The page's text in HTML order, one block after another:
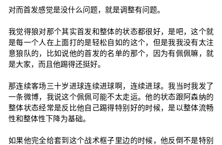
对而首发感觉是没什么问题，就是调整有问题。
我觉得狼对那个其实首发和整体的状态都很好，是吧，这个就
是每一个人在上面打的是轻松自如的这个，但是我我没有太注
意狼队的，比如说他的首发的名单的那个，因为有佩佩嘛，就
是大家，而且他踢得还挺好。
那连续客场三十岁进球连续进球啊，连续进球。我当时我发了
一条微博，我说这个佩佩可能不太走运。他的状态跟阿森纳的
整体状态经常是反比他自己踢得特别好的时候，是以整体流畅
性和整体性下降为基础。
如果他完全给套到这个战术框子里边的时候，他反倒不是特别